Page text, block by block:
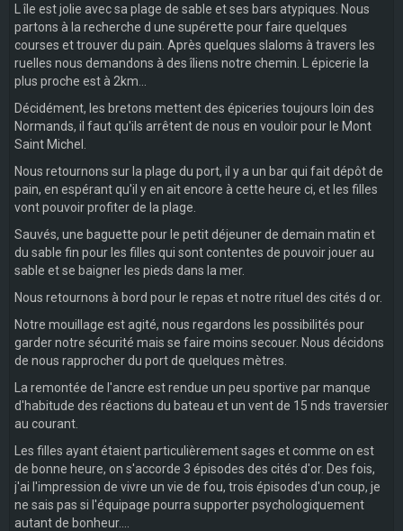
L île est jolie avec sa plage de sable et ses bars atypiques. Nous
partons à la recherche d une supérette pour faire quelques
courses et trouver du pain. Après quelques slaloms à travers les
ruelles nous demandons à des îliens notre chemin. L épicerie la
plus proche est à 2km...
Décidément, les bretons mettent des épiceries toujours loin des
Normands, il faut qu'ils arrêtent de nous en vouloir pour le Mont
Saint Michel.
Nous retournons sur la plage du port, il y a un bar qui fait dépôt de
pain, en espérant qu'il y en ait encore à cette heure ci, et les filles
vont pouvoir profiter de la plage.
Sauvés, une baguette pour le petit déjeuner de demain matin et
du sable fin pour les filles qui sont contentes de pouvoir jouer au
sable et se baigner les pieds dans la mer.
Nous retournons à bord pour le repas et notre rituel des cités d or.
Notre mouillage est agité, nous regardons les possibilités pour
garder notre sécurité mais se faire moins secouer. Nous décidons
de nous rapprocher du port de quelques mètres.
La remontée de l'ancre est rendue un peu sportive par manque
d'habitude des réactions du bateau et un vent de 15 nds traversier
au courant.
Les filles ayant étaient particulièrement sages et comme on est
de bonne heure, on s'accorde 3 épisodes des cités d'or. Des fois,
j'ai l'impression de vivre un vie de fou, trois épisodes d'un coup, je
ne sais pas si l'équipage pourra supporter psychologiquement
autant de bonheur....